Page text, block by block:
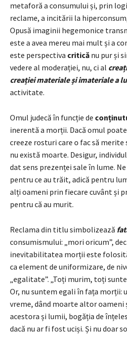
metaforă a consumului și, prin
reclame, a incitării la
Opusă imaginii hegemonice
este a avea mereu mai mult și a
este perspectiva critică nu pur și
vedere al moderației, nu, ci al
creației materiale și imateriale a
activitate.
Omul judecă în funcție de
inerentă a morții. Dacă omul poate
creeze rosturi care o fac să
nu există moarte. Desigur,
dat sens prezenței sale în lume.
pentru ce au trăit, adică pentru
alți oameni prin fiecare cuvânt și
pentru că au murit.
Reclama din titlu simbolizează
consumismului: „mori oricum”,
inevitabilitatea morții este
ca element de uniformizare, de
„egalitate”. „Toți murim, toți
Or, nu suntem egali în fața morții:
vreme, dând moarte altor oameni
acestora și lumii, bogăția de
dacă nu ar fi fost uciși. Și nu doar